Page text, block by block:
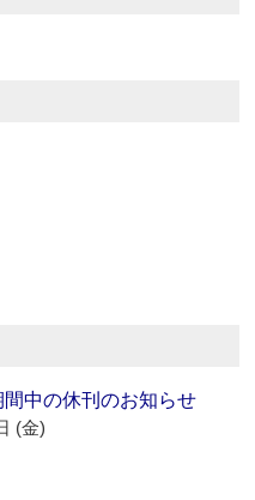
中の休刊のお知らせ
(金)